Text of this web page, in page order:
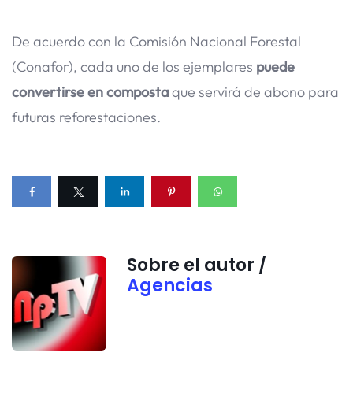
De acuerdo con la Comisión Nacional Forestal
(Conafor), cada uno de los ejemplares puede
convertirse en compostaque servirá de abono para
futuras reforestaciones.
Sobre el autor /
Agencias